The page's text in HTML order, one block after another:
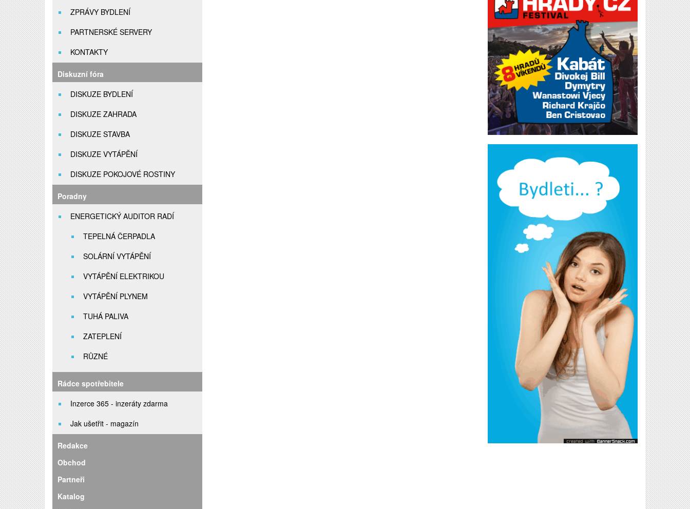
ZPRÁVY BYDLENÍ
PARTNERSKÉ SERVERY
KONTAKTY
Diskuzní fóra
DISKUZE BYDLENÍ
DISKUZE ZAHRADA
DISKUZE STAVBA
DISKUZE VYTÁPĚNÍ
DISKUZE POKOJOVÉ ROSTINY
Poradny
ENERGETICKÝ AUDITOR RADÍ
TEPELNÁ ČERPADLA
SOLÁRNÍ VYTÁPĚNÍ
VYTÁPĚNÍ ELEKTRIKOU
VYTÁPĚNÍ PLYNEM
TUHÁ PALIVA
ZATEPLENÍ
RŮZNÉ
Rádce spotřebitele
Inzerce 365 - inzeráty zdarma
Jak ušetřit - magazín
Redakce
Obchod
Partneři
Katalog